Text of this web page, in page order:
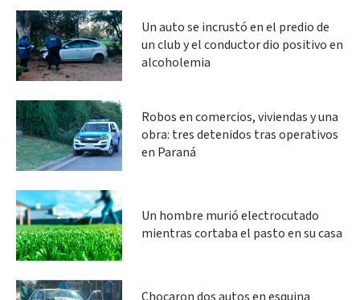
Un auto se incrustó en el predio de
un club y el conductor dio positivo en
alcoholemia
Robos en comercios, viviendas y una
obra: tres detenidos tras operativos
en Paraná
Un hombre murió electrocutado
mientras cortaba el pasto en su casa